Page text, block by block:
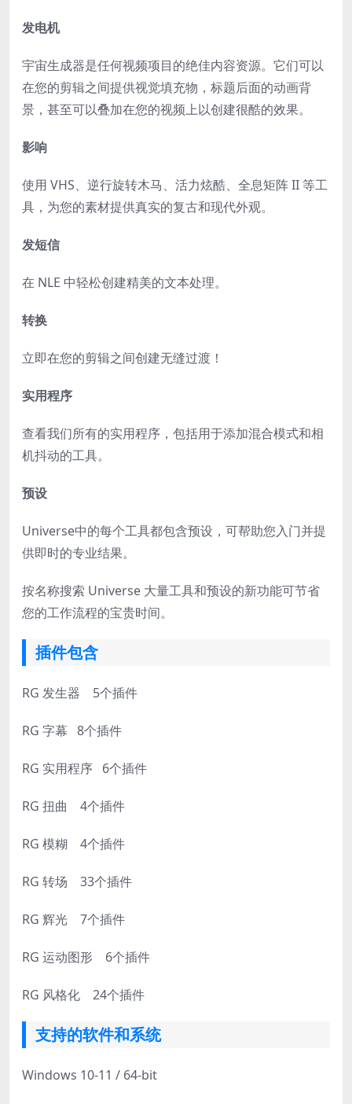
发电机
宇宙生成器是任何视频项目的绝佳内容资源。它们可以
在您的剪辑之间提供视觉填充物，标题后面的动画背
景，甚至可以叠加在您的视频上以创建很酷的效果。
影响
使用 VHS、逆行旋转木马、活力炫酷、全息矩阵 II 等工
具，为您的素材提供真实的复古和现代外观。
发短信
在 NLE 中轻松创建精美的文本处理。
转换
立即在您的剪辑之间创建无缝过渡！
实用程序
查看我们所有的实用程序，包括用于添加混合模式和相
机抖动的工具。
预设
Universe中的每个工具都包含预设，可帮助您入门并提
供即时的专业结果。
按名称搜索 Universe 大量工具和预设的新功能可节省
您的工作流程的宝贵时间。
插件包含
RG 发生器 5个插件
RG 字幕 8个插件
RG 实用程序 6个插件
RG 扭曲 4个插件
RG 模糊 4个插件
RG 转场 33个插件
RG 辉光 7个插件
RG 运动图形 6个插件
RG 风格化 24个插件
支持的软件和系统
Windows 10-11 / 64-bit